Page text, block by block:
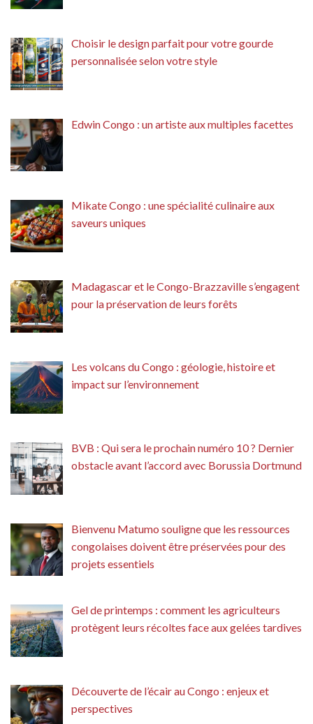
Choisir le design parfait pour votre gourde
personnalisée selon votre style
Edwin Congo : un artiste aux multiples facettes
Mikate Congo : une spécialité culinaire aux
saveurs uniques
Madagascar et le Congo-Brazzaville s’engagent
pour la préservation de leurs forêts
Les volcans du Congo : géologie, histoire et
impact sur l’environnement
BVB : Qui sera le prochain numéro 10 ? Dernier
obstacle avant l’accord avec Borussia Dortmund
Bienvenu Matumo souligne que les ressources
congolaises doivent être préservées pour des
projets essentiels
Gel de printemps : comment les agriculteurs
protègent leurs récoltes face aux gelées tardives
Découverte de l’écair au Congo : enjeux et
perspectives